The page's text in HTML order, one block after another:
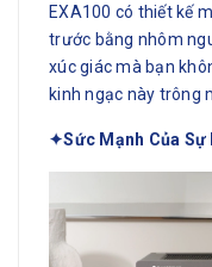
EXA100 có thiết kế
trước bằng nhôm
xúc giác mà bạn
kinh ngạc này trông
✦Sức Mạnh Của Sự